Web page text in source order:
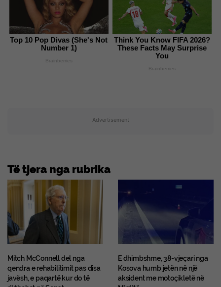
Top 10 Pop Divas (She's Not
Number 1)
Brainberries
Think You Know FIFA 2026?
These Facts May Surprise
You
Brainberries
Advertisement
Të tjera nga rubrika
Mitch McConnell del nga
qendra e rehabilitimit pas disa
javësh, e paqartë kur do të
E dhimbshme, 38-vjeçari nga
Kosova humb jetën në një
aksident me motoçikletë në